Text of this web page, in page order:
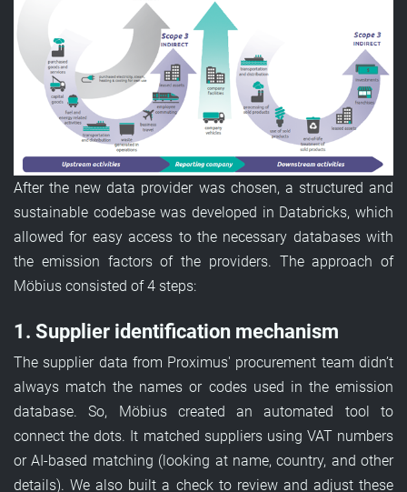
After the new data provider was chosen, a structured and
sustainable codebase was developed in Databricks, which
allowed for easy access to the necessary databases with
the emission factors of the providers. The approach of
Möbius consisted of 4 steps:
1. Supplier identification mechanism
The supplier data from Proximus' procurement team didn’t
always match the names or codes used in the emission
database. So, Möbius created an automated tool to
connect the dots. It matched suppliers using VAT numbers
or AI-based matching (looking at name, country, and other
details). We also built a check to review and adjust these